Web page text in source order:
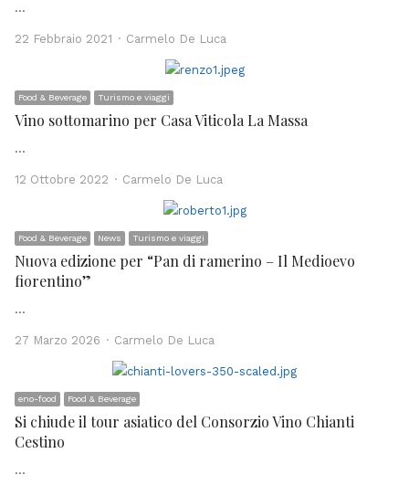
…
22 Febbraio 2021 Author
Carmelo De Luca
Food & Beverage Turismo e viaggi
Vino sottomarino per Casa Viticola La Massa
…
12 Ottobre 2022 Author
Carmelo De Luca
Food & Beverage News Turismo e viaggi
Nuova edizione per “Pan di ramerino – Il Medioevo
fiorentino”
…
27 Marzo 2026 Author
Carmelo De Luca
eno-food Food & Beverage
Si chiude il tour asiatico del Consorzio Vino Chianti
Cestino
…